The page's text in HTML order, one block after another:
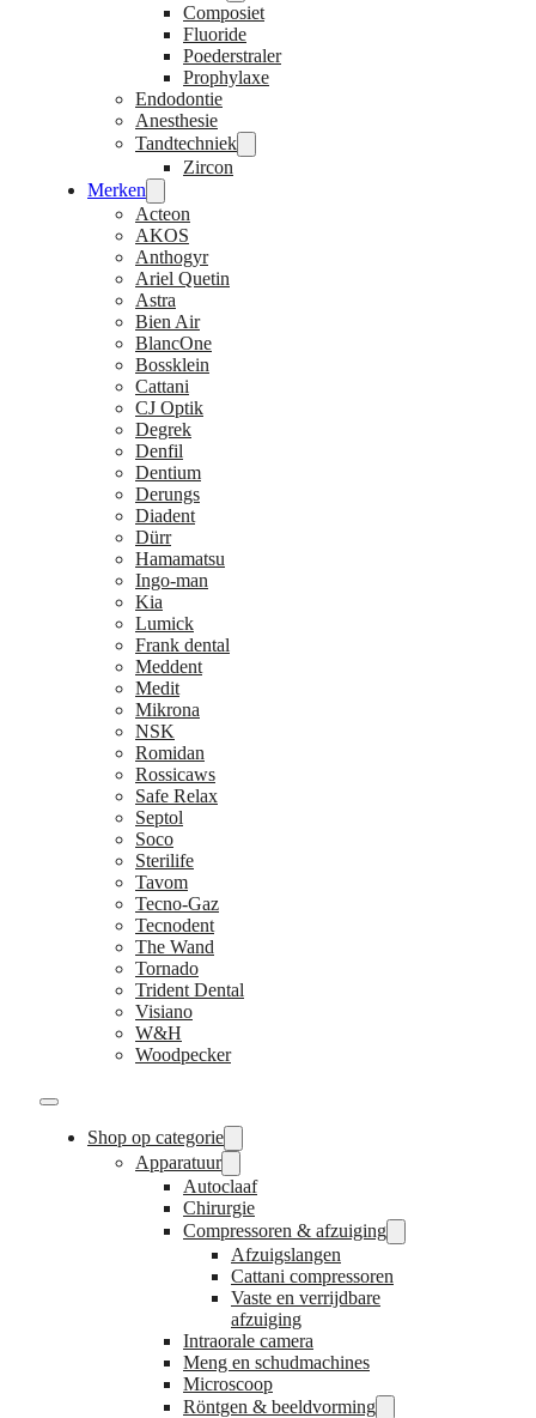
Composiet
Fluoride
Poederstraler
Prophylaxe
Endodontie
Anesthesie
Tandtechniek
Zircon
Merken
Acteon
AKOS
Anthogyr
Ariel Quetin
Astra
Bien Air
BlancOne
Bossklein
Cattani
CJ Optik
Degrek
Denfil
Dentium
Derungs
Diadent
Dürr
Hamamatsu
Ingo-man
Kia
Lumick
Frank dental
Meddent
Medit
Mikrona
NSK
Romidan
Rossicaws
Safe Relax
Septol
Soco
Sterilife
Tavom
Tecno-Gaz
Tecnodent
The Wand
Tornado
Trident Dental
Visiano
W&H
Woodpecker
Shop op categorie
Apparatuur
Autoclaaf
Chirurgie
Compressoren & afzuiging
Afzuigslangen
Cattani compressoren
Vaste en verrijdbare
afzuiging
Intraorale camera
Meng en schudmachines
Microscoop
Röntgen & beeldvorming